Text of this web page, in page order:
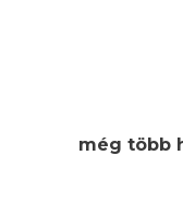
még több